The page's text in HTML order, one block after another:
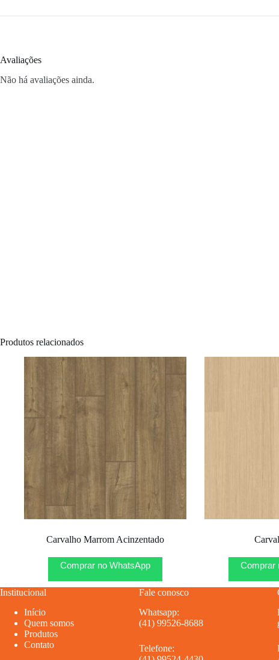
Avaliações
Não há avaliações ainda.
Produtos relacionados
Carvalho Marrom Acinzentado
Comprar no WhatsApp Comprar
Institucional
Início
Quem somos
Produtos
Contato
Fale conosco
Whatsapp:
(41) 99526-8688
Telefone: